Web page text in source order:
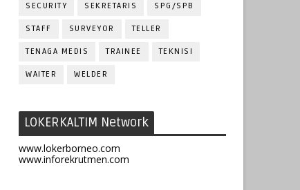
SECURITY SEKRETARIS SPG/SPB
STAFF SURVEYOR TELLER
TENAGA MEDIS TRAINEE TEKNISI
WAITER WELDER
LOKERKALTIM Network
www.lokerborneo.com
www.inforekrutmen.com